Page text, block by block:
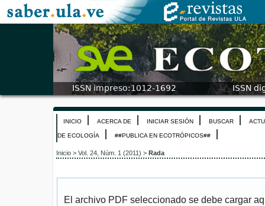
INICIO ACERCA DE INICIAR SESIÓN BUSCAR
DE ECOLOGÍA ##PUBLICA EN ECOTRÓPICOS##
Inicio > Vol. 24, Núm. 1 (2011) > Rada
El archivo PDF seleccionado se debe cargar